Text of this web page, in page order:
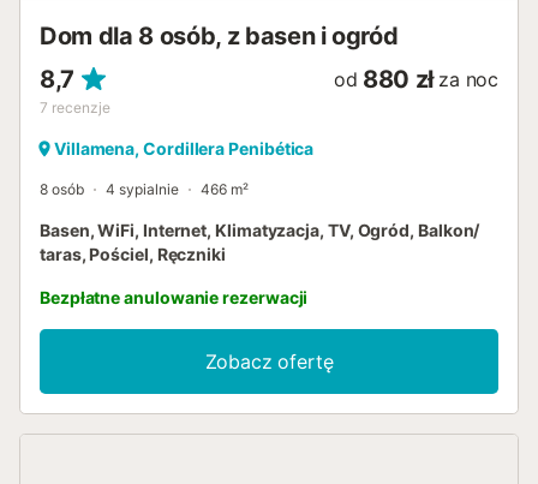
Dom dla 8 osób, z basen i ogród
8,7
7 recenzje
od 880 zł za noc
Villamena, Cordillera Penibética
8 osób 4 sypialnie 466 m²
Basen, WiFi, Internet, Klimatyzacja, TV, Ogród, Balkon/
taras, Pościel, Ręczniki
Bezpłatne anulowanie rezerwacji
Zobacz ofertę